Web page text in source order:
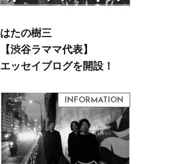
はたの樹三
【渋谷ラママ代表】
エッセイブログを開設！